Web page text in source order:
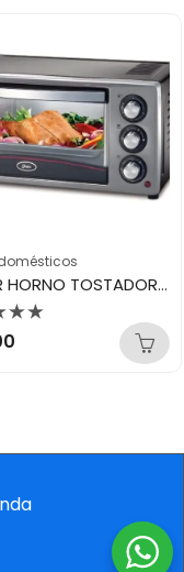
OSTER HORNO TOSTADOR DE 15 LITROS TSSTTV15LTB-013